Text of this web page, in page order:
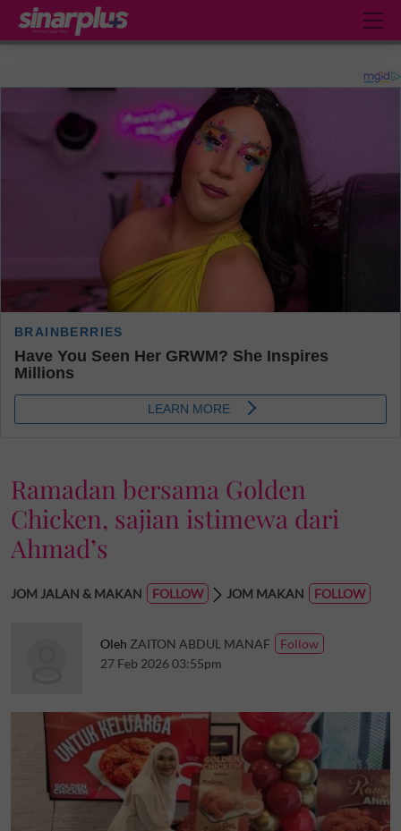
Ramadan bersama Golden
Chicken, sajian istimewa dari
Ahmad’s
JOM JALAN & MAKAN JOM MAKAN
Oleh ZAITON ABDUL MANAF
27 Feb 2026 03:55pm